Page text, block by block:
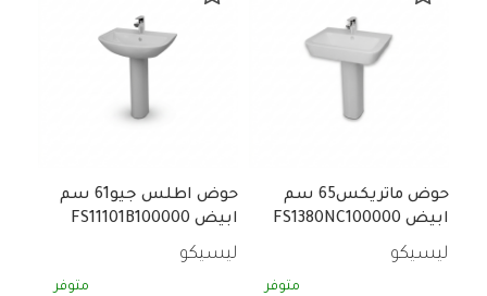
حوض ماتريكس65 سم
ابيض FS1380NC100000
ليسيكو
متوفر
حوض اطلس جيو61 سم
ابيض FS11101B100000
ليسيكو
متوفر